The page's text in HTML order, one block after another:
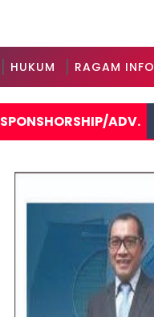
HUKUM RAGAM INFO
SPONSHORSHIP/ADV.